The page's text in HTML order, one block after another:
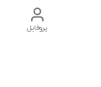
پروفایل